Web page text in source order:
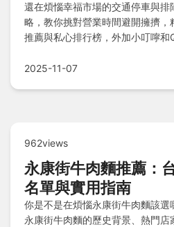
還在煩惱幸福市場的交通停車與
略，教你挑對營業時間避開擁擠，
推薦與私心排行榜，外加小叮嚀和
2025-11-07
962views
永康街牛肉麵推薦：
名單與實用指南
你是不是在煩惱永康街牛肉麵該
永康街牛肉麵的歷史背景、熱門